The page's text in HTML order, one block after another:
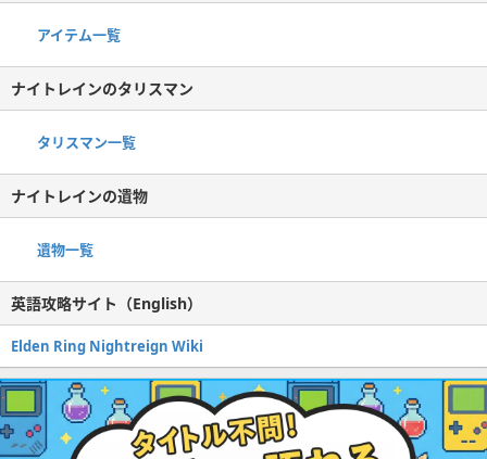
アイテム一覧
ナイトレインのタリスマン
タリスマン一覧
ナイトレインの遺物
遺物一覧
英語攻略サイト（English）
Elden Ring Nightreign Wiki